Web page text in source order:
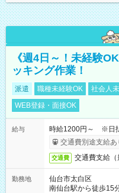
《週4日～！未経験
ッキング作業！
派遣 職種未経験OK 社会人
WEB登録・面接OK
給与
時給1200円～ ※日
交通費別途支給あ
交通費 交通費支給（
勤務地
仙台市太白区
南仙台駅から徒歩15